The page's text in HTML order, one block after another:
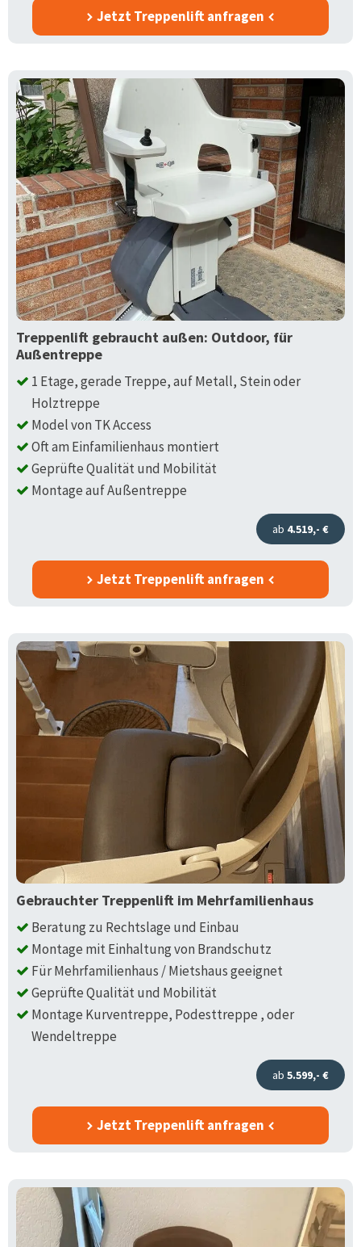
Jetzt Treppenlift anfragen
Treppenlift gebraucht außen: Outdoor, für
Außentreppe
1 Etage, gerade Treppe, auf Metall, Stein oder
Holztreppe
Model von TK Access
Oft am Einfamilienhaus montiert
Geprüfte Qualität und Mobilität
Montage auf Außentreppe
ab 4.519,- €
Jetzt Treppenlift anfragen
Gebrauchter Treppenlift im Mehrfamilienhaus
Beratung zu Rechtslage und Einbau
Montage mit Einhaltung von Brandschutz
Für Mehrfamilienhaus / Mietshaus geeignet
Geprüfte Qualität und Mobilität
Montage Kurventreppe, Podesttreppe , oder
Wendeltreppe
ab 5.599,- €
Jetzt Treppenlift anfragen